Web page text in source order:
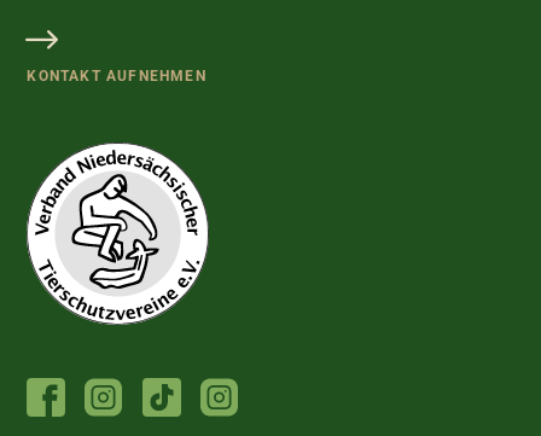
KONTAKT AUFNEHMEN
FACEBOOKINSTAGRAM
TIERHEIM
TIKTOK
JUGENDTIERSCHUTZGRUPPE